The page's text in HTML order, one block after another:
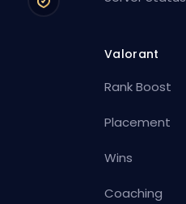
Valorant
Rank Boost
Placement
Wins
Coaching